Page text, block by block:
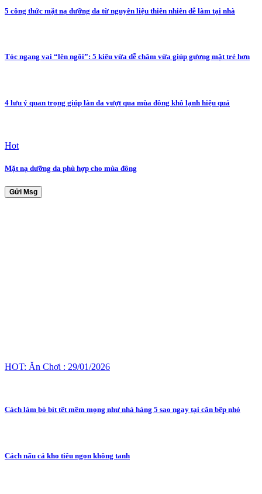
5 công thức mặt nạ dưỡng da từ nguyên liệu thiên nhiên dễ làm tại nhà
Tóc ngang vai “lên ngôi”: 5 kiểu vừa dễ chăm vừa giúp gương mặt trẻ hơn
4 lưu ý quan trọng giúp làn da vượt qua mùa đông khô lạnh hiệu quả
Hot
Mặt nạ dưỡng da phù hợp cho mùa đông
Gửi Msg
HOT: Ăn Chơi : 29/01/2026
Cách làm bò bít tết mềm mọng như nhà hàng 5 sao ngay tại căn bếp nhỏ
Cách nấu cá kho tiêu ngon không tanh